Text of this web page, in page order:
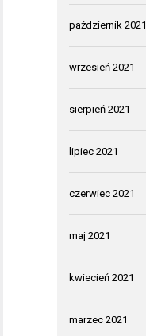
październik 2021
wrzesień 2021
sierpień 2021
lipiec 2021
czerwiec 2021
maj 2021
kwiecień 2021
marzec 2021